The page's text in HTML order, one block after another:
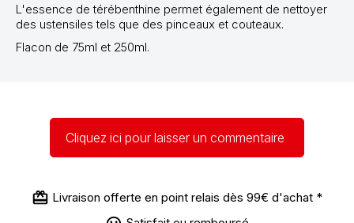
L'essence de térébenthine permet également de nettoyer
des ustensiles tels que des pinceaux et couteaux.
Flacon de 75ml et 250ml.
Cliquez ici pour laisser un commentaire
Livraison offerte en point relais dès 99€ d'achat *